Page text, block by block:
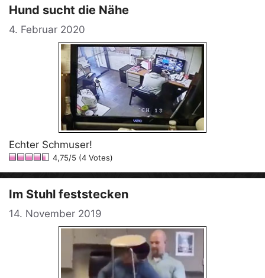
Hund sucht die Nähe
4. Februar 2020
Echter Schmuser!
4,75/5 (4 Votes)
Im Stuhl feststecken
14. November 2019